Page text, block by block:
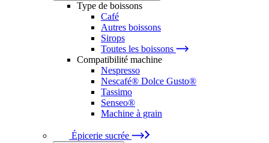
Type de boissons
Café
Autres boissons
Sirops
Toutes les boissons
Compatibilité machine
Nespresso
Nescafé® Dolce Gusto®
Tassimo
Senseo®
Machine à grain
Épicerie sucrée